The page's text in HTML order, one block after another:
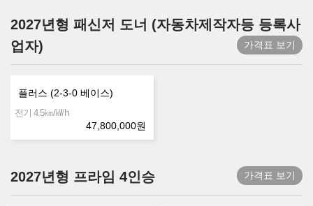
2027년형 패신저 도너 (자동차제작자등 등록사
업자)
가격표 보기
플러스 (2-3-0 베이스)
전기 4.5㎞/㎾h
47,800,000원
2027년형 프라임 4인승 가격표 보기